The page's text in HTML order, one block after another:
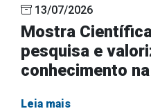
13/07/2026
Mostra
pesquisa e
conhecimento
Leia mais